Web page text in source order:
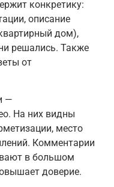
конкретику:
описание
дом),
решались. Также
от
—
На них видны
место
Комментарии
в большом
доверие.